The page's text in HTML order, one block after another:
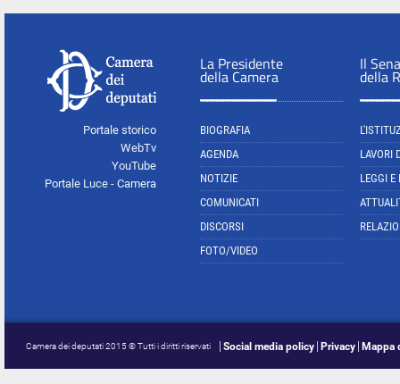
Portale storico
WebTv
YouTube
Portale Luce - Camera
La Presidente
della Camera
BIOGRAFIA
AGENDA
NOTIZIE
COMUNICATI
DISCORSI
FOTO/VIDEO
Il
della
LAVORI
LEGGI E
Camera dei deputati 2015 © Tutti i diritti riservati Social media policy Privacy Mappa